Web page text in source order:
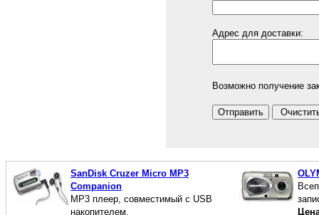
Адрес для доставки:
Возможно получение
SanDisk Cruzer Micro MP3
Companion
МР3 плеер, совместимый с USB
накопителем.